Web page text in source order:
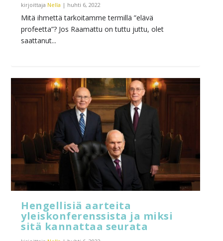
kirjoittaja Nella | huhti 6, 2022
Mitä ihmettä tarkoitamme termillä ”elävä
profeetta”? Jos Raamattu on tuttu juttu, olet
saattanut...
Hengellisiä aarteita
yleiskonferenssista ja miksi
sitä kannattaa seurata